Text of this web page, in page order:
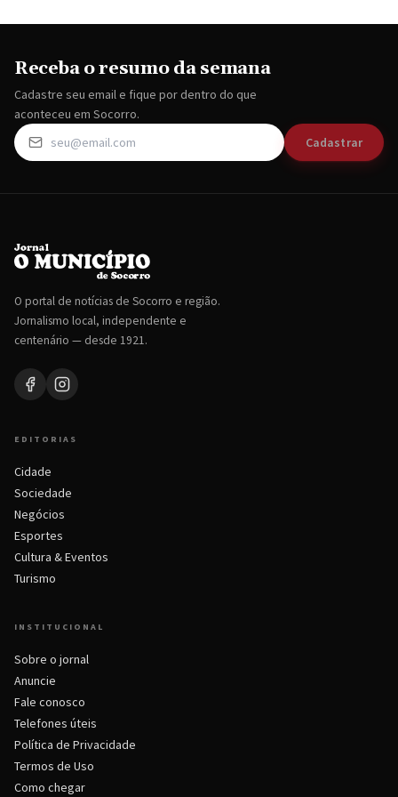
Receba o resumo da semana
Cadastre seu email e fique por dentro do que
aconteceu em Socorro.
Cadastrar
O portal de notícias de Socorro e região.
Jornalismo local, independente e
centenário — desde 1921.
EDITORIAS
Cidade
Sociedade
Negócios
Esportes
Cultura & Eventos
Turismo
INSTITUCIONAL
Sobre o jornal
Anuncie
Fale conosco
Telefones úteis
Política de Privacidade
Termos de Uso
Como chegar